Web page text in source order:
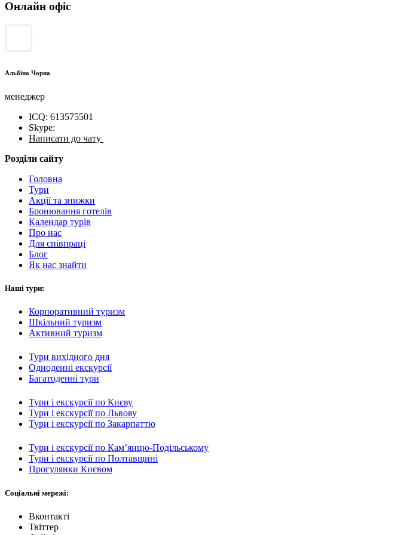
Онлайн офіс
Альбіна Чорна
менеджер
ICQ: 613575501
Skype:
Написати до чату
Розділи сайту
Головна
Тури
Акції та знижки
Бронювання готелів
Календар турів
Про нас
Для cпівпраці
Блог
Як нас знайти
Наші тури:
Корпоративний туризм
Шкільний туризм
Активний туризм
Тури вихідного дня
Одноденні екскурсії
Багатоденні тури
Тури і екскурсії по Києву
Тури і екскурсії по Львову
Тури і екскурсії по Закарпаттю
Тури і екскурсії по Кам’янцю-Подільському
Тури і екскурсії по Полтавщині
Прогулянки Києвом
Соціальні мережі:
Вконтакті
Твіттер